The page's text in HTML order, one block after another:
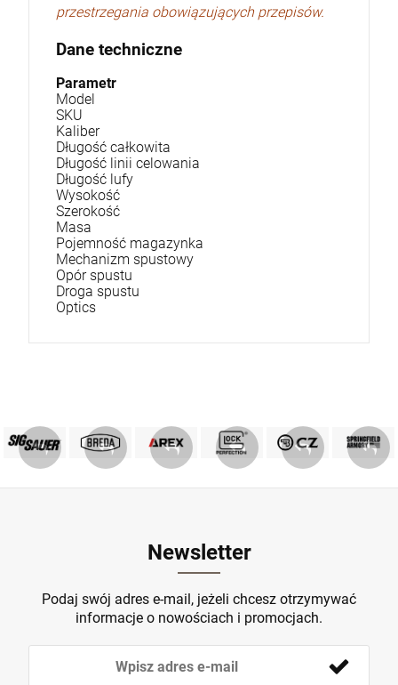
przestrzegania obowiązujących przepisów.
Dane techniczne
Parametr
Model
SKU
Kaliber
Długość całkowita
Długość linii celowania
Długość lufy
Wysokość
Szerokość
Masa
Pojemność magazynka
Mechanizm spustowy
Opór spustu
Droga spustu
Optics
Newsletter
Podaj swój adres e-mail, jeżeli chcesz otrzymywać
informacje o nowościach i promocjach.